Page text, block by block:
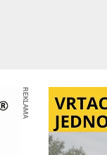
REKLAMA